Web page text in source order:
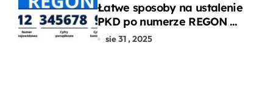
Łatwe sposoby na ustalenie
PKD po numerze REGON w
kilku prostych krokach
sie 31 , 2025